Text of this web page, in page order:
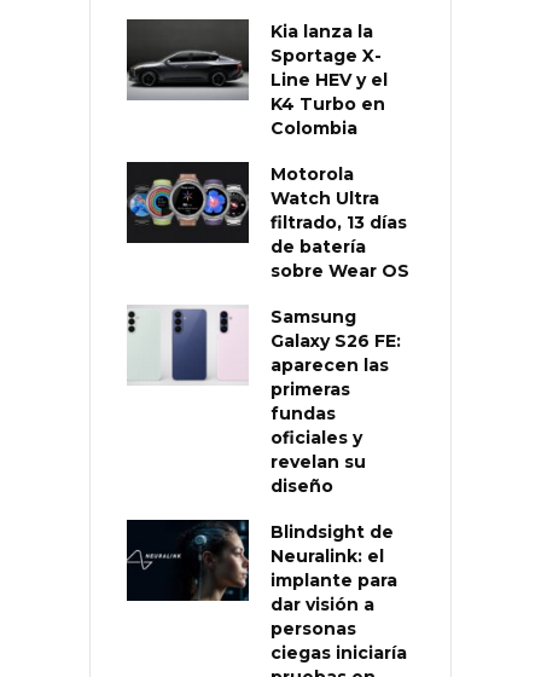
Kia lanza la
Sportage X-
Line HEV y el
K4 Turbo en
Colombia
Motorola
Watch Ultra
filtrado, 13 días
de batería
sobre Wear OS
Samsung
Galaxy S26 FE:
aparecen las
primeras
fundas
oficiales y
revelan su
diseño
Blindsight de
Neuralink: el
implante para
dar visión a
personas
ciegas iniciaría